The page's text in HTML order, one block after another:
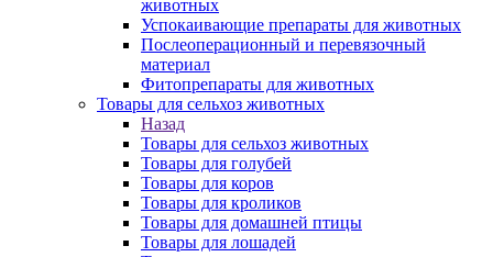
животных
Успокаивающие препараты для животных
Послеоперационный и перевязочный
материал
Фитопрепараты для животных
Товары для сельхоз животных
Назад
Товары для сельхоз животных
Товары для голубей
Товары для коров
Товары для кроликов
Товары для домашней птицы
Товары для лошадей